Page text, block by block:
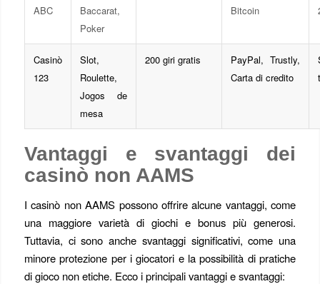
ABC
Baccarat,
Poker
Bitcoin
Casinò
123
Slot,
Roulette,
Jogos de
mesa
200 giri gratis
PayPal, Trustly,
Carta di credito
Vantaggi e svantaggi dei
casinò non AAMS
I casinò non AAMS possono offrire alcune vantaggi, come
una maggiore varietà di giochi e bonus più generosi.
Tuttavia, ci sono anche svantaggi significativi, come una
minore protezione per i giocatori e la possibilità di pratiche
di gioco non etiche. Ecco i principali vantaggi e svantaggi: